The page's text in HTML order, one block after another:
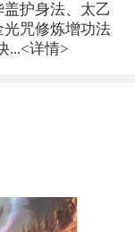
护身法、太乙
咒修炼增功法
...<详情>